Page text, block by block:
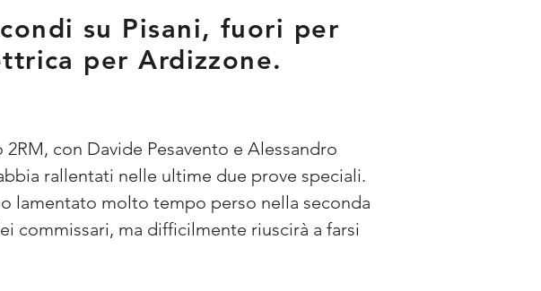
su Pisani, fuori per
per Ardizzone.
con Davide Pesavento e Alessandro
rallentati nelle ultime due prove speciali.
lamentato molto tempo perso nella seconda
commissari, ma difficilmente riuscirà a farsi